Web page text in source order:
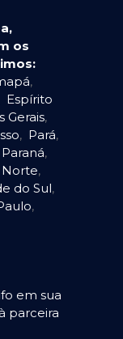
os
,
Espírito
Gerais,
, Pará,
Paraná,
Norte,
do Sul,
,
em sua
parceira